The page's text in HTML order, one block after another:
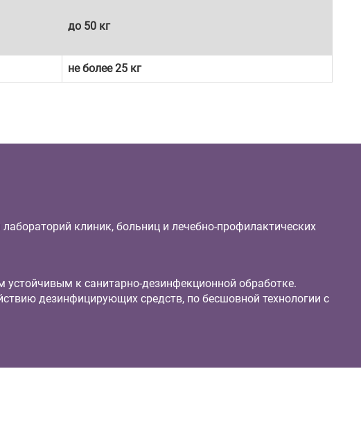
до 50 кг
не более 25 кг
клиник, больниц и лечебно-профилактических
к санитарно-дезинфекционной обработке.
дезинфицирующих средств, по бесшовной технологии с